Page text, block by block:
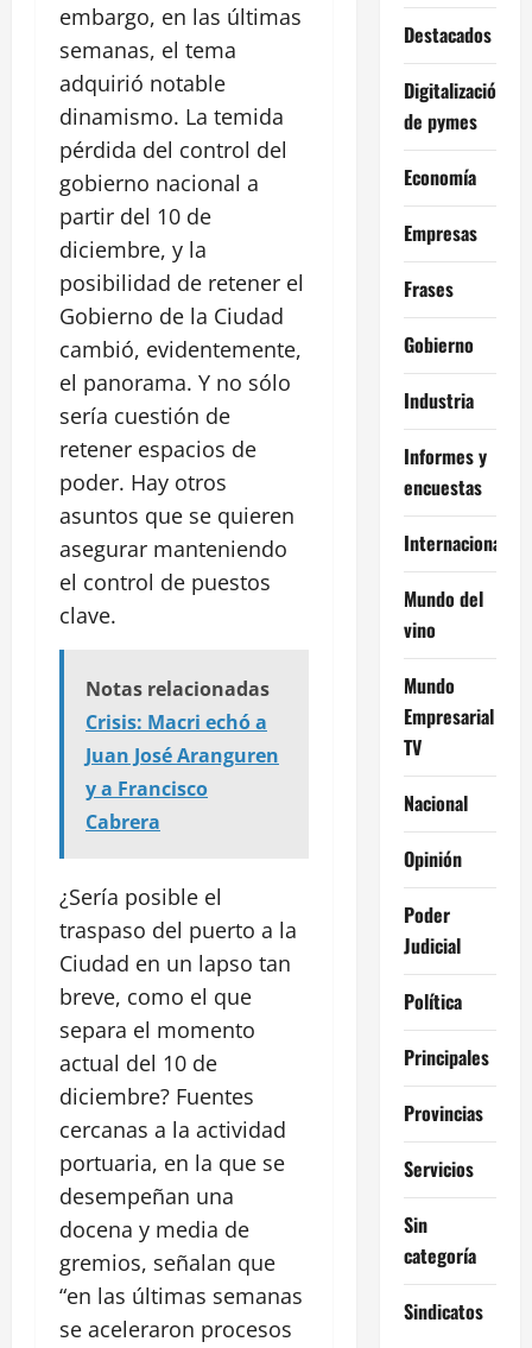
embargo, en las últimas
semanas, el tema
adquirió notable
dinamismo. La temida
pérdida del control del
gobierno nacional a
partir del 10 de
diciembre, y la
posibilidad de retener el
Gobierno de la Ciudad
cambió, evidentemente,
el panorama. Y no sólo
sería cuestión de
retener espacios de
poder. Hay otros
asuntos que se quieren
asegurar manteniendo
el control de puestos
clave.
Notas relacionadas
Crisis: Macri echó a
Juan José Aranguren
y a Francisco
Cabrera
¿Sería posible el
traspaso del puerto a la
Ciudad en un lapso tan
breve, como el que
separa el momento
actual del 10 de
diciembre? Fuentes
cercanas a la actividad
portuaria, en la que se
desempeñan una
docena y media de
gremios, señalan que
“en las últimas semanas
se aceleraron procesos
Destacados
Digitalización
de pymes
Economía
Empresas
Frases
Gobierno
Industria
Informes y
encuestas
Internacional
Mundo del
vino
Mundo
Empresarial
TV
Nacional
Opinión
Poder
Judicial
Política
Principales
Provincias
Servicios
Sin
categoría
Sindicatos